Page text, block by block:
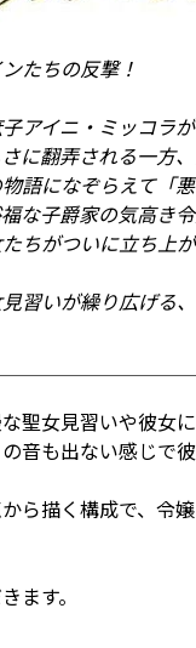
たちの反撃！
アイニ・ミッコラ
に翻弄される一方
語になぞらえて「
な子爵家の気高き
ちがついに立ち上
習いが繰り広げ
聖女見習いや彼女
音も出ない感じで
ら描く構成で、令
ます。